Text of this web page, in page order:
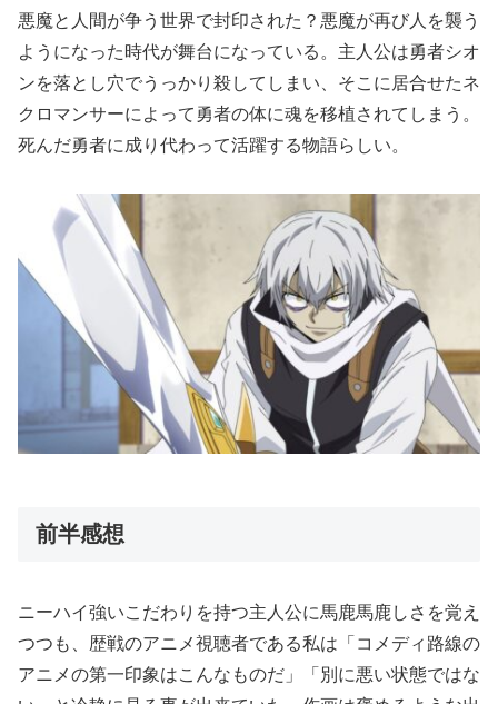
悪魔と人間が争う世界で封印された？悪魔が再び人を襲う
ようになった時代が舞台になっている。主人公は勇者シオ
ンを落とし穴でうっかり殺してしまい、そこに居合せたネ
クロマンサーによって勇者の体に魂を移植されてしまう。
死んだ勇者に成り代わって活躍する物語らしい。
前半感想
ニーハイ強いこだわりを持つ主人公に馬鹿馬鹿しさを覚え
つつも、歴戦のアニメ視聴者である私は「コメディ路線の
アニメの第一印象はこんなものだ」「別に悪い状態ではな